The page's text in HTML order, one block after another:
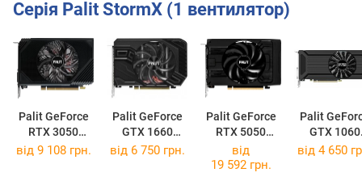
Серія Palit StormX (1 вентилятор)
Palit GeForce
RTX 3050
StormX 6GB
Palit GeForce
GTX 1660
StormX
Palit GeForce
RTX 5050
StormX
Palit
GTX 1060
StormX 3G
від 9 108 грн. від 6 750 грн.
від
19 592 грн.
від 4 650